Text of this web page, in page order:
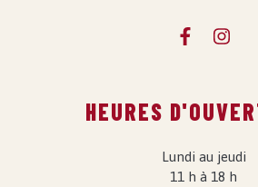
HEURES
Lundi au jeudi
11 h à 18 h